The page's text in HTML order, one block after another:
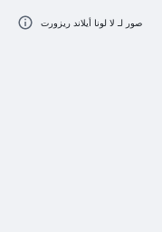
صور لـ لا لونا أيلاند ريزورت